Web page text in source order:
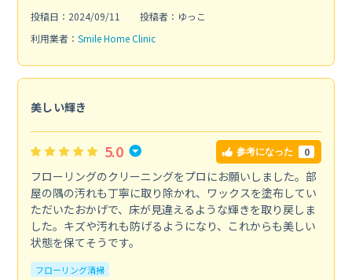
投稿日：2024/09/11
投稿者：ゆっこ
利用業者： Smile Home Clinic
美しい輝き
5.0 参考になった 0
フローリングのクリーニングをプロにお願いしました。部
屋の隅の汚れも丁寧に取り除かれ、ワックスを塗布してい
ただいたおかげで、床が見違えるような輝きを取り戻しま
した。キズや汚れも防げるようになり、これからも美しい
状態を保てそうです。
フローリング清掃